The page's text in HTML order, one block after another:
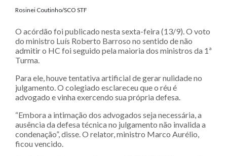
Rosinei Coutinho/SCO STF
O acórdão foi publicado nesta sexta-feira (13/9). O voto
do ministro Luís Roberto Barroso no sentido de não
admitir o HC foi seguido pela maioria dos ministros da 1ª
Turma.
Para ele, houve tentativa artificial de gerar nulidade no
julgamento. O colegiado esclareceu que o réu é
advogado e vinha exercendo sua própria defesa.
“Embora a intimação dos advogados seja necessária, a
ausência da defesa técnica no julgamento não invalida a
condenação”, disse. O relator, ministro Marco Aurélio,
ficou vencido.